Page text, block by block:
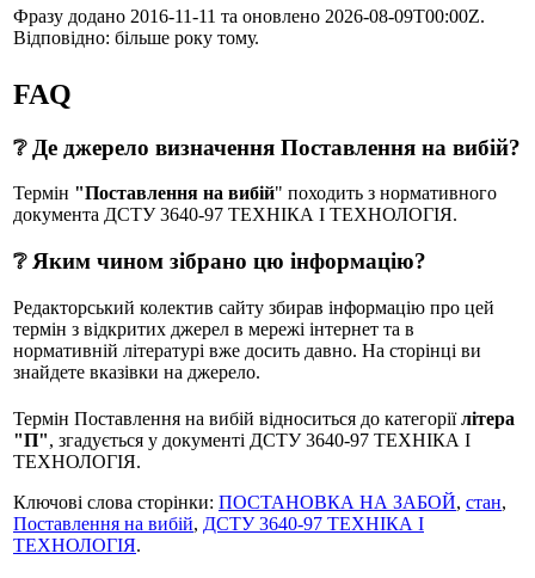
Фразу додано 2016-11-11 та оновлено 2026-08-09T00:00Z.
Відповідно: більше року тому.
FAQ
❔ Де джерело визначення Поставлення на вибій?
Термін "Поставлення на вибій" походить з нормативного
документа ДСТУ 3640-97 ТЕХНІКА І ТЕХНОЛОГІЯ.
❔ Яким чином зібрано цю інформацію?
Редакторський колектив сайту збирав інформацію про цей
термін з відкритих джерел в мережі інтернет та в
нормативній літературі вже досить давно. На сторінці ви
знайдете вказівки на джерело.
Термін Поставлення на вибій відноситься до категоріїлітера
"П", згадується у документі ДСТУ 3640-97 ТЕХНІКА І
ТЕХНОЛОГІЯ.
Ключові слова сторінки: ПОСТАНОВКА НА ЗАБОЙ, стан,
Поставлення на вибій, ДСТУ 3640-97 ТЕХНІКА І
ТЕХНОЛОГІЯ.